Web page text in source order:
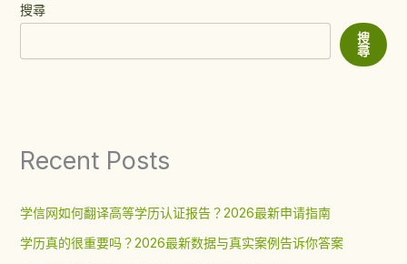
搜尋
搜
尋
Recent Posts
学信网如何翻译高等学历认证报告？2026最新申请指南
学历真的很重要吗？2026最新数据与真实案例告诉你答案